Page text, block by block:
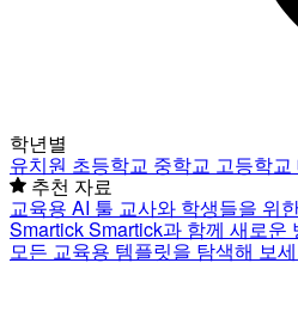
학년별
유치원 초등학교 중학교 고등학교
추천 자료
교육용 AI 툴 교사와 학생들을 위
SmartickSmartick과 함께 새로운
모든 교육용 템플릿을 탐색해 보